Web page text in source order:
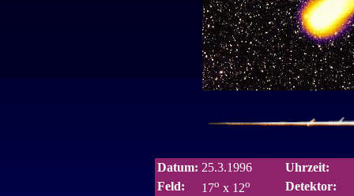
Datum: 25.3.1996
Uhrzeit:
Feld:
17o x 12o
Detektor: